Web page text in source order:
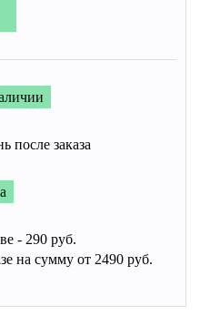
после заказа
- 290 руб.
на сумму от 2490 руб.